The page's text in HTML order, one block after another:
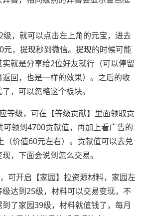
，就可以点击左上角的元宝，进去
元，提现秒到微信。提现的时候可能
就是分享给2位好友就行（可以停留
回，也是一样的效果）。之后的收
，可以忽略这个板块。
等级，可在【等级贡献】里面领取贡
领到4700贡献值，再加上看广告的
（价值60元左右）。贡献值可以去兑
，下面会说到怎么交易。
可开启【家园】拉资源材料，家园左
达到25级，材料可以交易变现，不
了家园39级，材料就值钱了，每月